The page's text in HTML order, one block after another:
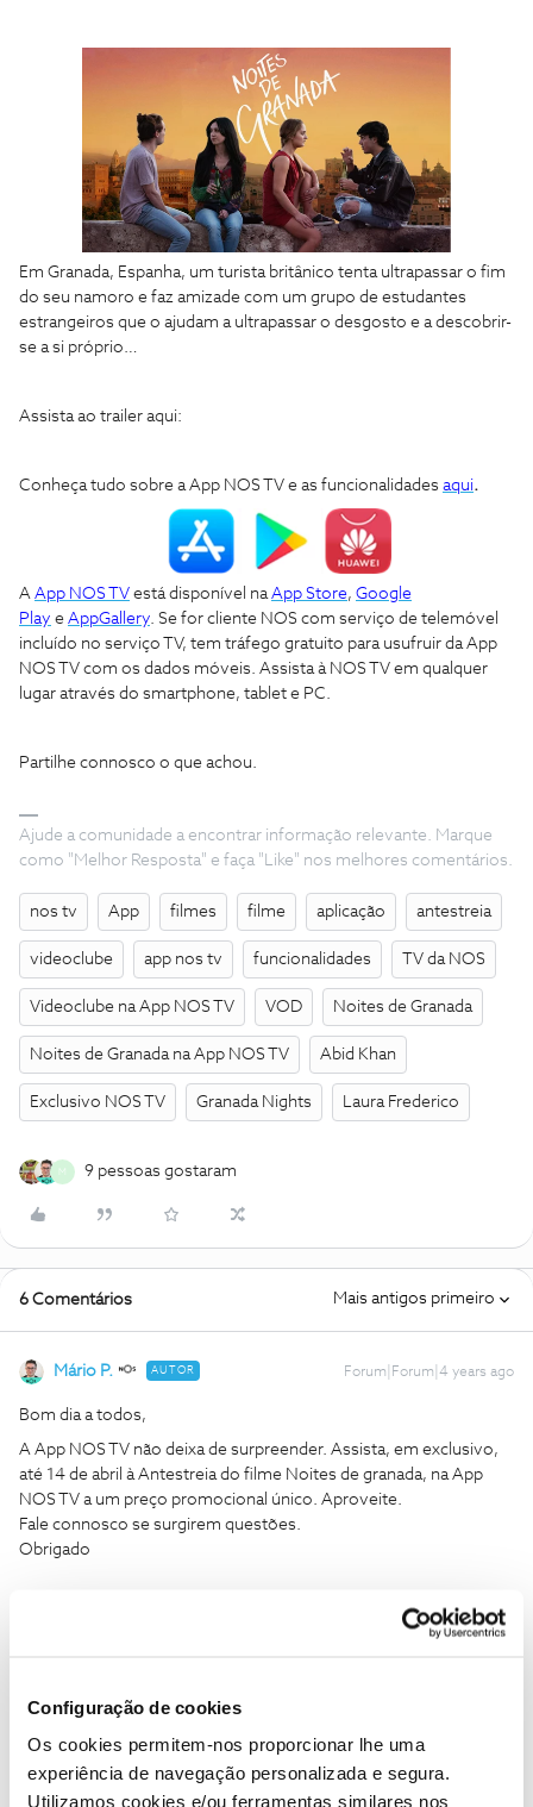
Configuração de cookies
Os cookies permitem-nos proporcionar lhe uma
experiência de navegação personalizada e segura.
Utilizamos cookies e/ou ferramentas similares nos
Em Granada, Espanha, um turista britânico tenta ultrapassar o fim
do seu namoro e faz amizade com um grupo de estudantes
estrangeiros que o ajudam a ultrapassar o desgosto e a descobrir-
se a si próprio…
Assista ao trailer aqui:
Conheça tudo sobre a App NOS TV e as funcionalidades aqui.
A App NOS TV está disponível naApp Store, Google
Play e AppGallery. Se for cliente NOS com serviço de telemóvel
incluído no serviço TV, tem tráfego gratuito para usufruir da App
NOS TV com os dados móveis. Assista à NOS TV em qualquer
lugar através do smartphone, tablet e PC.
Partilhe connosco o que achou.
Ajude a comunidade a encontrar informação relevante. Marque
como "Melhor Resposta" e faça "Like" nos melhores comentários.
nos tv App filmes filme aplicação antestreia
videoclube app nos tv funcionalidades TV da NOS
Videoclube na App NOS TV VOD Noites de Granada
Noites de Granada na App NOS TV Abid Khan
Exclusivo NOS TV Granada Nights Laura Frederico
M 9 pessoas gostaram
6 Comentários Mais antigos primeiro
Mário P. AUTOR Forum|Forum|4 years ago
Bom dia a todos,
A App NOS TV não deixa de surpreender. Assista, em exclusivo,
até 14 de abril à Antestreia do filme Noites de granada, na App
NOS TV a um preço promocional único. Aproveite.
Fale connosco se surgirem questões.
Obrigado
Ajude a comunidade a encontrar informação relevante. Marque